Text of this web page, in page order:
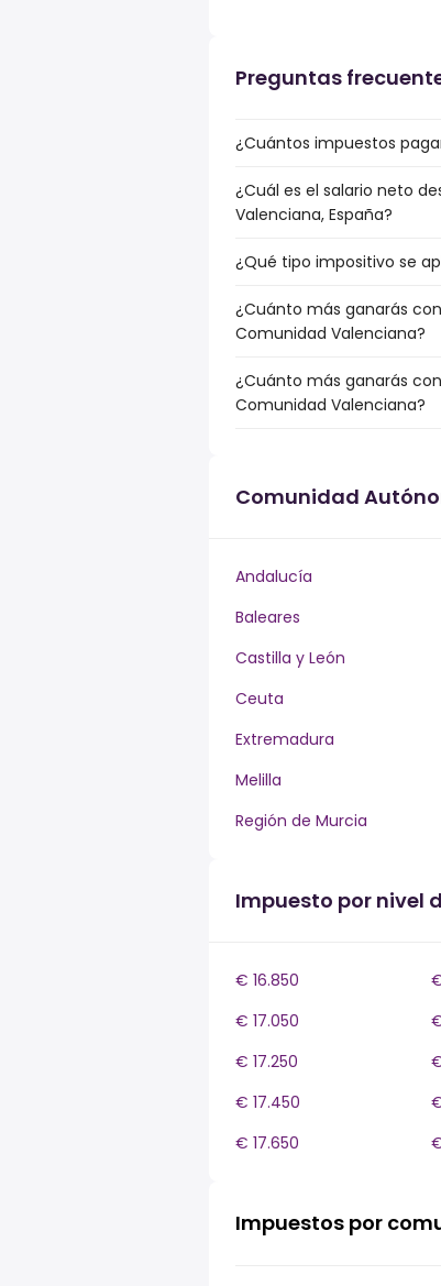
Preguntas
¿Cuántos impuestos
¿Cuál es el salario neto
Valenciana, España?
¿Qué tipo impositivo se
¿Cuánto más ganarás
Comunidad Valenciana?
¿Cuánto más ganarás
Comunidad Valenciana?
Comunidad
Andalucía
Baleares
Castilla y León
Ceuta
Extremadura
Melilla
Región de Murcia
Impuesto por nivel
€ 16.850
€ 17.050
€ 17.250
€ 17.450
€ 17.650
Impuestos por